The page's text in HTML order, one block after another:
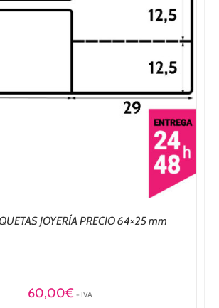
JOYERÍA PRECIO 64×25 mm
60,00€ + IVA